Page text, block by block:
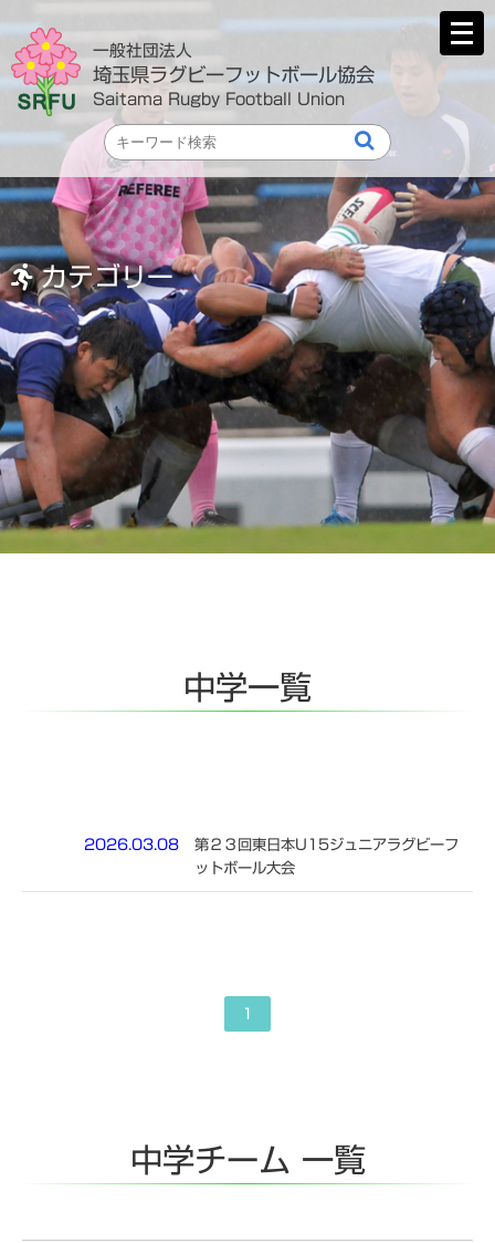
一般社団法人
埼玉県ラグビーフットボール協会
Saitama Rugby Football Union
メ
ニ
ュ
を
カテゴリー
中学一覧
2026.03.08
第２３回東日本U15ジュニアラグビーフ
ットボール大会
1
中学チーム 一覧